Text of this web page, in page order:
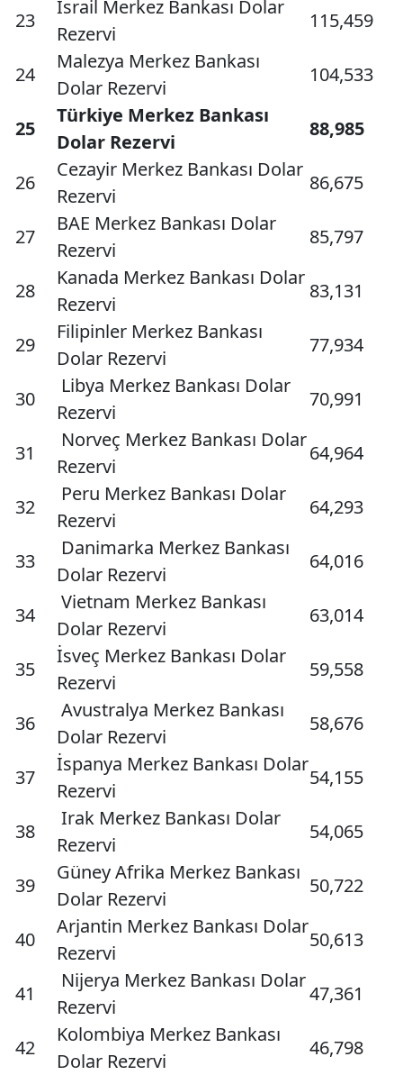
23
İsrail Merkez Bankası Dolar
Rezervi
115,459
24
Malezya Merkez Bankası
Dolar Rezervi
104,533
25
Türkiye Merkez Bankası
Dolar Rezervi
88,985
26
Cezayir Merkez Bankası Dolar
Rezervi
86,675
27
BAE Merkez Bankası Dolar
Rezervi
85,797
28
Kanada Merkez Bankası Dolar
Rezervi
83,131
29
Filipinler Merkez Bankası
Dolar Rezervi
77,934
30
Libya Merkez Bankası Dolar
Rezervi
70,991
31
Norveç Merkez Bankası Dolar
Rezervi
64,964
32
Peru Merkez Bankası Dolar
Rezervi
64,293
33
Danimarka Merkez Bankası
Dolar Rezervi
64,016
34
Vietnam Merkez Bankası
Dolar Rezervi
63,014
35
İsveç Merkez Bankası Dolar
Rezervi
59,558
36
Avustralya Merkez Bankası
Dolar Rezervi
58,676
37
İspanya Merkez Bankası Dolar
Rezervi
54,155
38
Irak Merkez Bankası Dolar
Rezervi
54,065
39
Güney Afrika Merkez Bankası
Dolar Rezervi
50,722
40
Arjantin Merkez Bankası Dolar
Rezervi
50,613
41
Nijerya Merkez Bankası Dolar
Rezervi
47,361
42
Kolombiya Merkez Bankası
Dolar Rezervi
46,798